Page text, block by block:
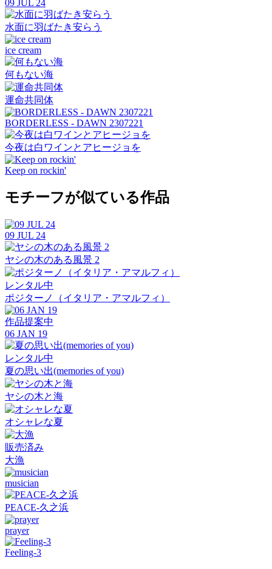
09 JUL 24
水面に羽ばたき安らう
ice cream
何もない海
運命共同体
BORDERLESS - DAWN 2307221
今夜は白ワインとアヒージョを
Keep on rockin'
モチーフが似ている作品
09 JUL 24
ヤシの木のある風景 2
レンタル中
ポジターノ（イタリア・アマルフィ）
作品提案中
06 JAN 19
レンタル中
夏の思い出(memories of you)
ヤシの木と海
オシャレな夏
販売済み
大漁
musician
PEACE-久之浜
prayer
Feeling-3